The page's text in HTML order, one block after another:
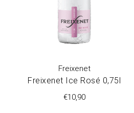
Freixenet
Freixenet Ice Rosé 0,75l
€10,90